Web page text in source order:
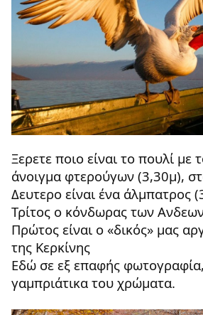
Ξερετε ποιο είναι το πουλί με
άνοιγμα φτερούγων (3,30μ),
Δευτερο είναι ένα άλμπατρος
Τρίτος ο κόνδωρας των
Πρώτος είναι ο «δικός» μας
της Κερκίνης
Εδώ σε εξ επαφής
γαμπριάτικα του χρώματα.